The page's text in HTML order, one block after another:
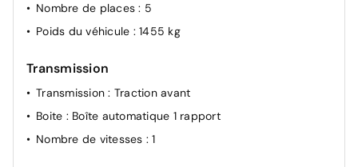
Nombre de places: 5
Poids du véhicule : 1455 kg
Transmission
Transmission: Traction avant
Boite : Boîte automatique 1 rapport
Nombre de vitesses : 1